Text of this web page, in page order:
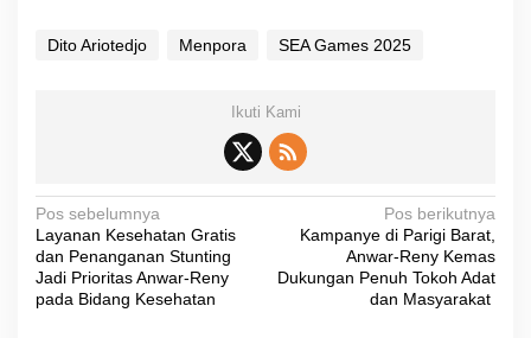
Dito Ariotedjo Menpora SEA Games 2025
Ikuti Kami
N
a
v
i
Pos sebelumnya
Layanan Kesehatan Gratis
dan Penanganan Stunting
Jadi Prioritas Anwar-Reny
pada Bidang Kesehatan
Pos berikutnya
Kampanye di Parigi Barat,
Anwar-Reny Kemas
Dukungan Penuh Tokoh Adat
dan Masyarakat